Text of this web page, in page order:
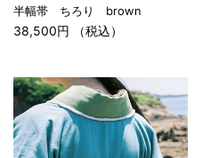
半幅帯 ちろり brown
38,500円 （税込）